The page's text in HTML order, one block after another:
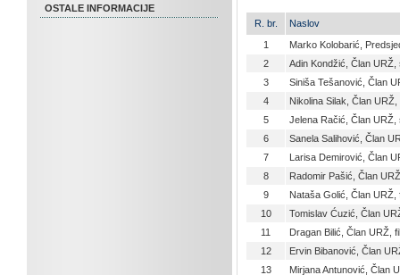
OSTALE INFORMACIJE
R. br.
Naslov
1
Marko Kolobarić,
2
Adin Kondžić, Član URŽ,
3
Siniša Tešanović, Član
4
Nikolina Silak, Član
5
Jelena Račić, Član URŽ,
6
Sanela Salihović, Član
7
Larisa Demirović, Član
8
Radomir Pašić, Član
9
Nataša Golić, Član URŽ,
10
Tomislav Ćuzić, Član
11
Dragan Bilić, Član URŽ,
12
Ervin Bibanović, Član
13
Mirjana Antunović, Član